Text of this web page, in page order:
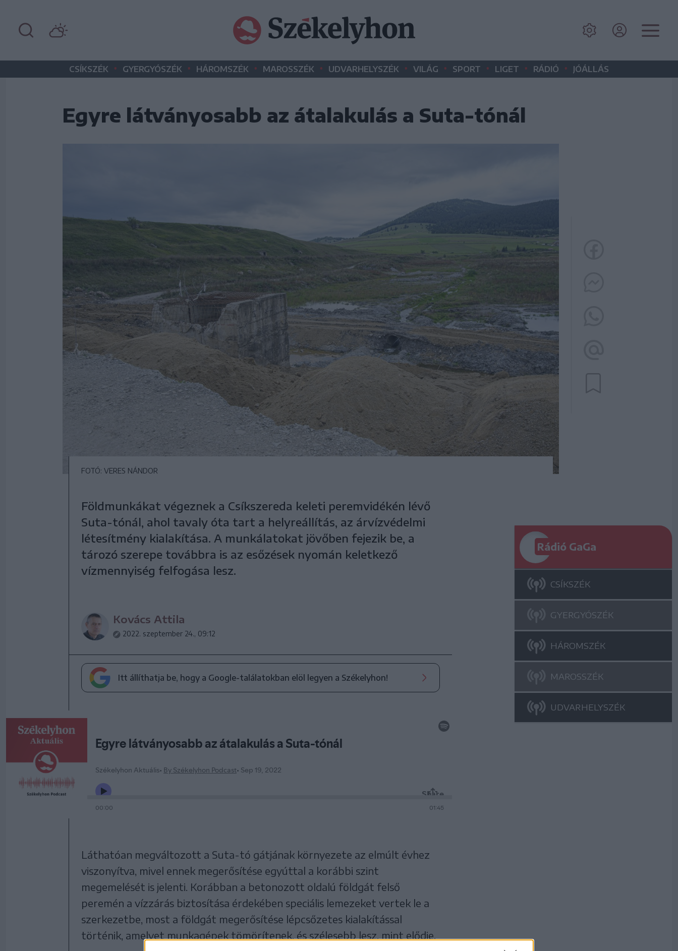
CSÍKSZÉK • GYERGYÓSZÉK • HÁROMSZÉK • MAROSSZÉK • UDVARHELYSZÉK • VILÁG • SPORT • LIGET • RÁDIÓ • JÓÁLLÁS
Egyre látványosabb az átalakulás a Suta-tónál
FOTÓ: VERES NÁNDOR
Földmunkákat végeznek a Csíkszereda keleti peremvidékén lévő
Suta-tónál, ahol tavaly óta tart a helyreállítás, az árvízvédelmi
létesítmény kialakítása. A munkálatokat jövőben fejezik be, a
tározó szerepe továbbra is az esőzések nyomán keletkező
vízmennyiség felfogása lesz.
Kovács Attila
2022. szeptember 24., 09:12
Itt állíthatja be, hogy a Google-találatokban elöl legyen a Székelyhon!
Láthatóan megváltozott a Suta-tó gátjának környezete az elmúlt évhez
viszonyítva, mivel ennek megerősítése egyúttal a korábbi szint
megemelését is jelenti. Korábban a betonozott oldalú földgát felső
peremén a vízzárás biztosítása érdekében speciális lemezeket vertek le a
szerkezetbe, most a földgát megerősítése lépcsőzetes kialakítással
történik, amelyet munkagépek tömörítenek, és szélesebb lesz, mint elődje.
Rádió GaGa
CSÍKSZÉK
GYERGYÓSZÉK
HÁROMSZÉK
MAROSSZÉK
UDVARHELYSZÉK